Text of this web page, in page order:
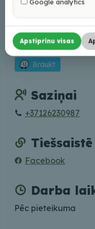
Adrese
Abrenes iela 26,
Braukt
Saziņai
+37126230987
Tiešsaistē
Facebook
Darba
Pēc pieteikuma
Google analytics
Apstiprinu visas